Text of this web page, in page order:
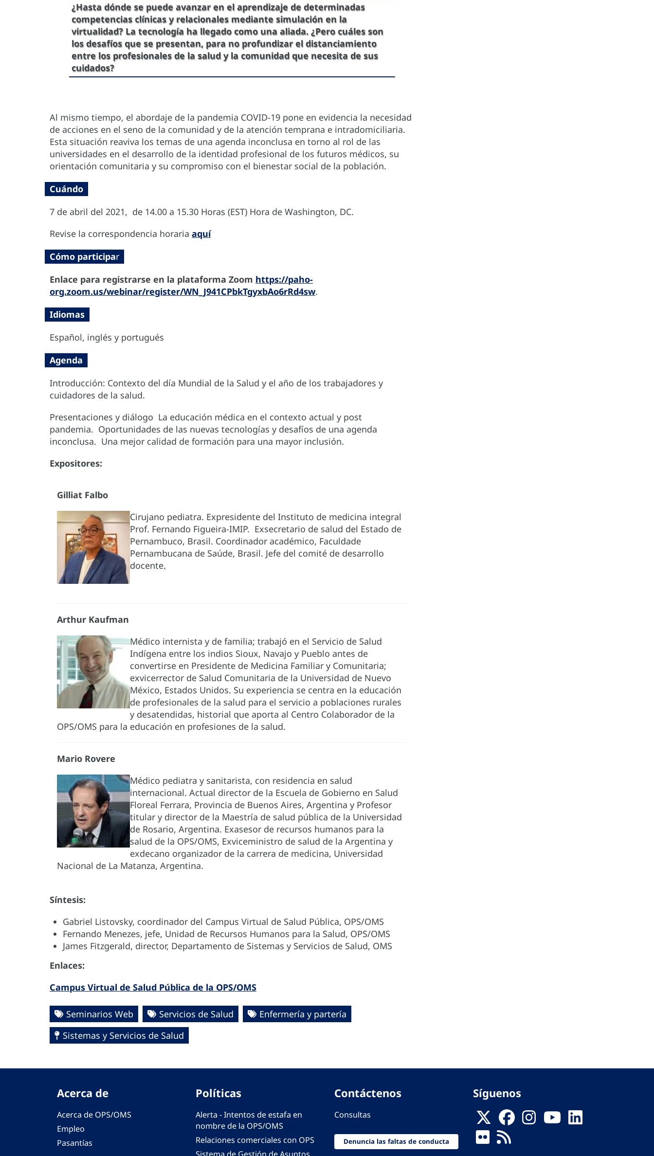
¿Hasta dónde se puede avanzar en el aprendizaje de determinadas
competencias clínicas y relacionales mediante simulación en la
virtualidad? La tecnología ha llegado como una aliada. ¿Pero cuáles son
los desafíos que se presentan, para no profundizar el distanciamiento
entre los profesionales de la salud y la comunidad que necesita de sus
cuidados?
Al mismo tiempo, el abordaje de la pandemia COVID-19 pone en evidencia la necesidad
de acciones en el seno de la comunidad y de la atención temprana e intradomiciliaria.
Esta situación reaviva los temas de una agenda inconclusa en torno al rol de las
universidades en el desarrollo de la identidad profesional de los futuros médicos, su
orientación comunitaria y su compromiso con el bienestar social de la población.
Cuándo
7 de abril del 2021, de 14.00 a 15.30 Horas (EST) Hora de Washington, DC.
Revise la correspondencia horaria aquí
Cómo participar
Enlace para registrarse en la plataforma Zoom https://paho-
org.zoom.us/webinar/register/WN_J941CPbkTgyxbAo6rRd4sw.
Idiomas
Español, inglés y portugués
Agenda
Introducción: Contexto del día Mundial de la Salud y el año de los trabajadores y
cuidadores de la salud.
Presentaciones y diálogo La educación médica en el contexto actual y post
pandemia. Oportunidades de las nuevas tecnologías y desafíos de una agenda
inconclusa. Una mejor calidad de formación para una mayor inclusión.
Expositores:
Gilliat Falbo
Cirujano pediatra. Expresidente del Instituto de medicina integral
Prof. Fernando Figueira-IMIP. Exsecretario de salud del Estado de
Pernambuco, Brasil. Coordinador académico, Faculdade
Pernambucana de Saúde, Brasil. Jefe del comité de desarrollo
docente.
Arthur Kaufman
Médico internista y de familia; trabajó en el Servicio de Salud
Indígena entre los indios Sioux, Navajo y Pueblo antes de
convertirse en Presidente de Medicina Familiar y Comunitaria;
exvicerrector de Salud Comunitaria de la Universidad de Nuevo
México, Estados Unidos. Su experiencia se centra en la educación
de profesionales de la salud para el servicio a poblaciones rurales
y desatendidas, historial que aporta al Centro Colaborador de la
OPS/OMS para la educación en profesiones de la salud.
Mario Rovere
Médico pediatra y sanitarista, con residencia en salud
internacional. Actual director de la Escuela de Gobierno en Salud
Floreal Ferrara, Provincia de Buenos Aires, Argentina y Profesor
titular y director de la Maestría de salud pública de la Universidad
de Rosario, Argentina. Exasesor de recursos humanos para la
salud de la OPS/OMS, Exviceministro de salud de la Argentina y
exdecano organizador de la carrera de medicina, Universidad
Nacional de La Matanza, Argentina.
Síntesis:
Gabriel Listovsky, coordinador del Campus Virtual de Salud Pública, OPS/OMS
Fernando Menezes, jefe, Unidad de Recursos Humanos para la Salud, OPS/OMS
James Fitzgerald, director, Departamento de Sistemas y Servicios de Salud, OMS
Enlaces:
Campus Virtual de Salud Pública de la OPS/OMS
Seminarios Web Servicios de Salud
Enfermería y partería
Sistemas y Servicios de Salud
Acerca de
Acerca de OPS/OMS
Empleo
Pasantías
Políticas
Alerta - Intentos de estafa en
nombre de la OPS/OMS
Relaciones comerciales con OPS
Contáctenos
Consultas
Denuncia las faltas de conducta
Síguenos